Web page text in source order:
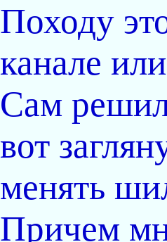
Походу
канале
Сам решил
вот
менять
Причем